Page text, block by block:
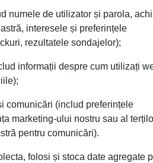
numele de utilizator și parola,
interesele și preferințele
rezultatele sondajelor);
informații despre cum utilizați
comunicări (includ preferințele
marketing-ului nostru sau al
pentru comunicări).
folosi și stoca date agregate